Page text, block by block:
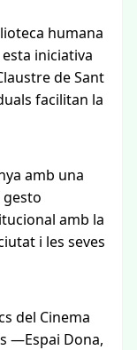
humana
esta iniciativa
de Sant
facilitan la
amb una
gesto
amb la
i les seves
del Cinema
—Espai Dona,